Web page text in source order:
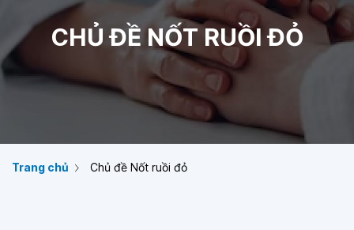
CHỦ ĐỀ NỐT RUỒI ĐỎ
Trang chủ Chủ đề Nốt ruồi đỏ